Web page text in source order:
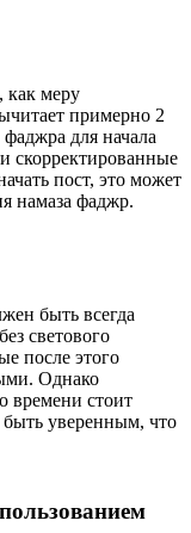
как меру
примерно 2
для начала
скорректированные
пост, это может
намаза фаджр.
быть всегда
светового
после этого
Однако
времени стоит
уверенным, что